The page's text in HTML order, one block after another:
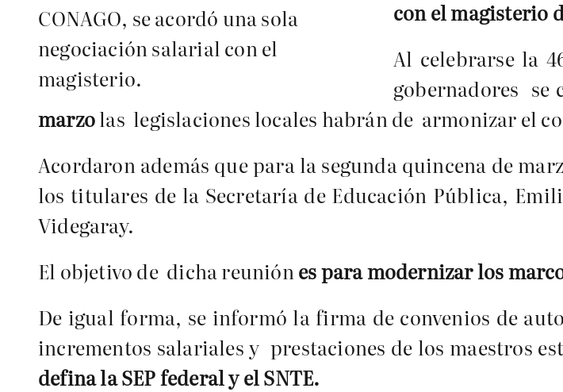
CONAGO, se acordó una sola
negociación salarial con el
magisterio.
con el magisterio
Al celebrarse la
gobernadores se
marzolas legislaciones locales habrán de armonizar el
Acordaron además que para la segunda quincena de
los titulares de la Secretaría de Educación Pública,
Videgaray.
El objetivo de dicha reuniónes para modernizar los
De igual forma, se informó la firma de convenios de
incrementos salariales y prestaciones de los maestros
defina la SEP federal y el SNTE.